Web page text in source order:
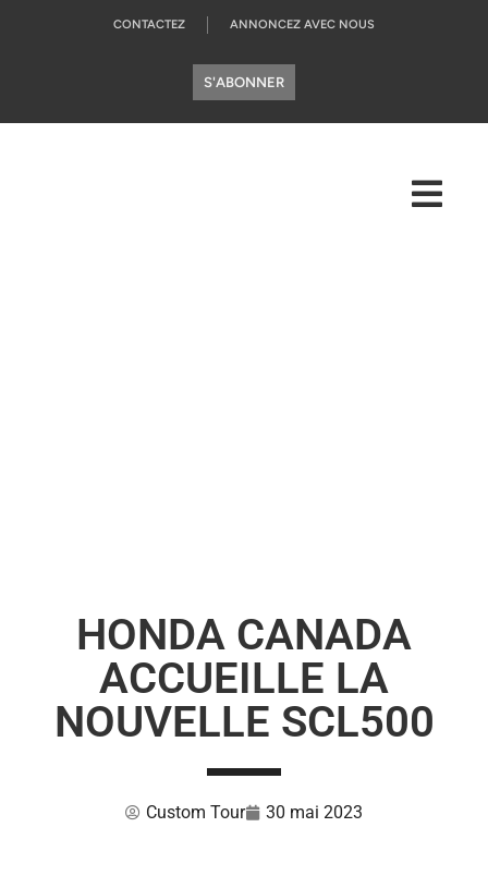
CONTACTEZ ANNONCEZ AVEC NOUS
S'ABONNER
HONDA CANADA
ACCUEILLE LA
NOUVELLE SCL500
Custom Tour 30 mai 2023